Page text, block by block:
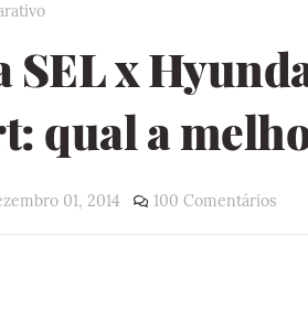
SEL x
qual a
01, 2014 100 Comentários